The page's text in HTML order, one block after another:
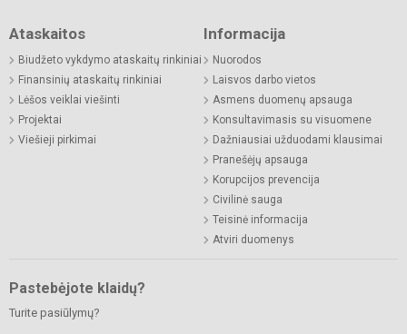
Ataskaitos
Biudžeto vykdymo ataskaitų rinkiniai
Finansinių ataskaitų rinkiniai
Lėšos veiklai viešinti
Projektai
Viešieji pirkimai
Informacija
Nuorodos
Laisvos darbo vietos
Asmens duomenų apsauga
Konsultavimasis su visuomene
Dažniausiai užduodami klausimai
Pranešėjų apsauga
Korupcijos prevencija
Civilinė sauga
Teisinė informacija
Atviri duomenys
Pastebėjote klaidų?
Turite pasiūlymų?